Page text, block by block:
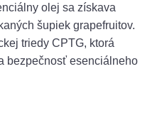
olej sa získava
šupiek grapefruitov.
triedy CPTG, ktorá
bezpečnosť esenciálneho